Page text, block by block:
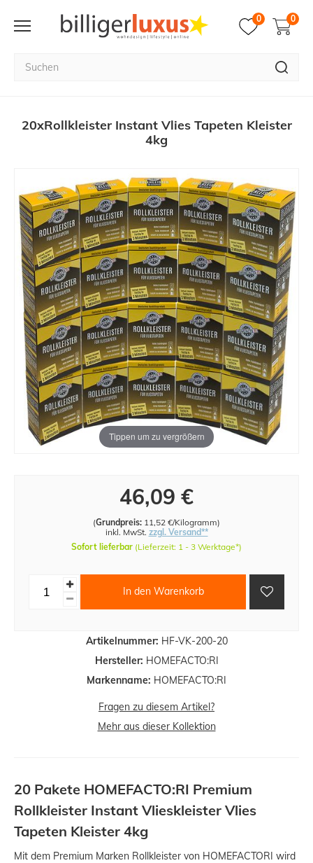
0 0
20xRollkleister Instant Vlies Tapeten Kleister
4kg
Tippen um zu vergrößern
Artikelnummer: HF-VK-200-20
Hersteller: HOMEFACTO:RI
Markenname: HOMEFACTO:RI
46,09 €
(Grundpreis: 11,52 €/Kilogramm)
inkl. MwSt. zzgl. Versand**
Sofort lieferbar (Lieferzeit: 1 - 3 Werktage*)
In den Warenkorb
Fragen zu diesem Artikel?
Mehr aus dieser Kollektion
20 Pakete HOMEFACTO:RI Premium
Rollkleister Instant Vlieskleister Vlies
Tapeten Kleister 4kg
Mit dem Premium Marken Rollkleister von HOMEFACTORI wird